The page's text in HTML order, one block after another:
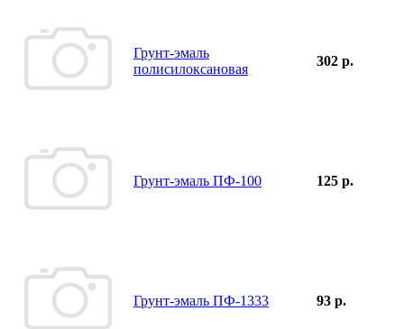
Грунт-эмаль
полисилоксановая
302 р.
Грунт-эмаль ПФ-100 125 р.
Грунт-эмаль ПФ-1333 93 р.